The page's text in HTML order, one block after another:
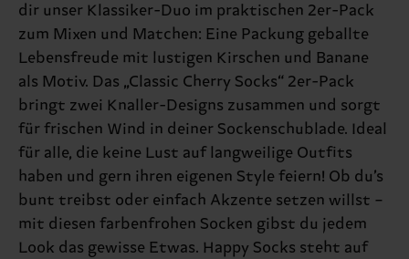
dir unser Klassiker-Duo im praktischen 2er-Pack
zum Mixen und Matchen: Eine Packung geballte
Lebensfreude mit lustigen Kirschen und Banane
als Motiv. Das „Classic Cherry Socks“ 2er-Pack
bringt zwei Knaller-Designs zusammen und sorgt
für frischen Wind in deiner Sockenschublade. Ideal
für alle, die keine Lust auf langweilige Outfits
haben und gern ihren eigenen Style feiern! Ob du’s
bunt treibst oder einfach Akzente setzen willst –
mit diesen farbenfrohen Socken gibst du jedem
Look das gewisse Etwas. Happy Socks steht auf